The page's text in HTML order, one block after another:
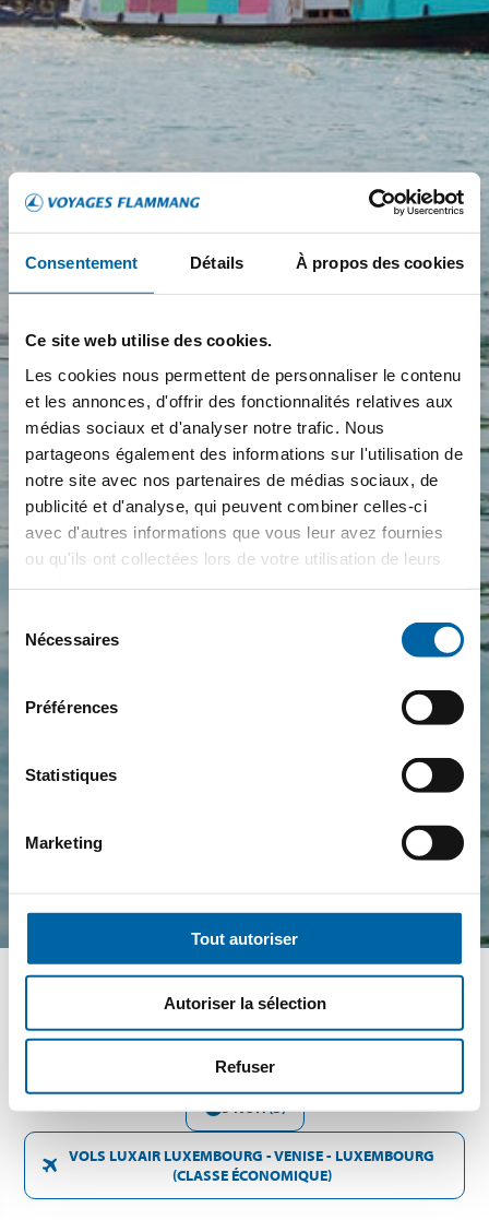
Consentement Détails À propos des cookies
Ce site web utilise des cookies.
Les cookies nous permettent de personnaliser le contenu
et les annonces, d'offrir des fonctionnalités relatives aux
médias sociaux et d'analyser notre trafic. Nous
partageons également des informations sur l'utilisation de
notre site avec nos partenaires de médias sociaux, de
publicité et d'analyse, qui peuvent combiner celles-ci
avec d'autres informations que vous leur avez fournies
ou qu'ils ont collectées lors de votre utilisation de leurs
consentement
Nécessaires
Préférences
Statistiques
Marketing
Tout autoriser
Autoriser la sélection
Refuser
SAMEDI 19 SEPTEMBRE - JEUDI 24 SEPTEMBRE 2026
5 NUIT(S)
VOLS LUXAIR LUXEMBOURG - VENISE - LUXEMBOURG
(CLASSE ÉCONOMIQUE)